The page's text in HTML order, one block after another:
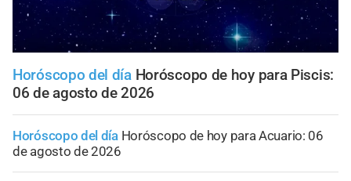
Horóscopo del día Horóscopo de hoy para Piscis:
06 de agosto de 2026
Horóscopo del día Horóscopo de hoy para Acuario: 06
de agosto de 2026